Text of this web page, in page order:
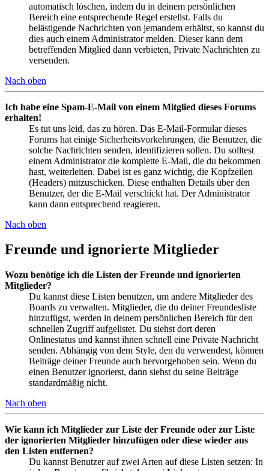
automatisch löschen, indem du in deinem persönlichen
Bereich eine entsprechende Regel erstellst. Falls du
belästigende Nachrichten von jemandem erhältst, so kannst du
dies auch einem Administrator melden. Dieser kann dem
betreffenden Mitglied dann verbieten, Private Nachrichten zu
versenden.
Nach oben
Ich habe eine Spam-E-Mail von einem Mitglied dieses Forums
erhalten!
Es tut uns leid, das zu hören. Das E-Mail-Formular dieses
Forums hat einige Sicherheitsvorkehrungen, die Benutzer, die
solche Nachrichten senden, identifizieren sollen. Du solltest
einem Administrator die komplette E-Mail, die du bekommen
hast, weiterleiten. Dabei ist es ganz wichtig, die Kopfzeilen
(Headers) mitzuschicken. Diese enthalten Details über den
Benutzer, der die E-Mail verschickt hat. Der Administrator
kann dann entsprechend reagieren.
Nach oben
Freunde und ignorierte Mitglieder
Wozu benötige ich die Listen der Freunde und ignorierten
Mitglieder?
Du kannst diese Listen benutzen, um andere Mitglieder des
Boards zu verwalten. Mitglieder, die du deiner Freundesliste
hinzufügst, werden in deinem persönlichen Bereich für den
schnellen Zugriff aufgelistet. Du siehst dort deren
Onlinestatus und kannst ihnen schnell eine Private Nachricht
senden. Abhängig von dem Style, den du verwendest, können
Beiträge deiner Freunde auch hervorgehoben sein. Wenn du
einen Benutzer ignorierst, dann siehst du seine Beiträge
standardmäßig nicht.
Nach oben
Wie kann ich Mitglieder zur Liste der Freunde oder zur Liste
der ignorierten Mitglieder hinzufügen oder diese wieder aus
den Listen entfernen?
Du kannst Benutzer auf zwei Arten auf diese Listen setzen: In